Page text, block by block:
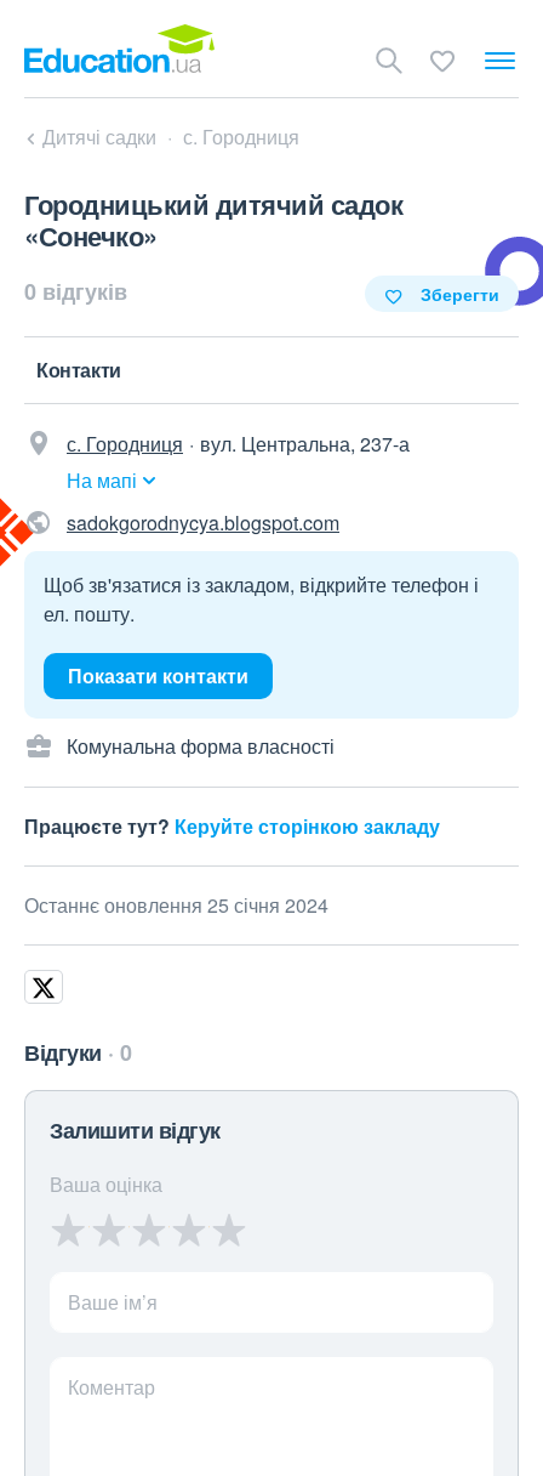
Дитячі садки с. Городниця
Городницький дитячий садок
«Сонечко»
0 відгуків Зберегти
Контакти
с. Городниця
вул. Центральна, 237-а
На мапі
sadokgorodnycya.blogspot.com
Щоб зв'язатися із закладом, відкрийте телефон і
ел. пошту.
Показати контакти
Комунальна форма власності
Працюєте тут? Керуйте сторінкою закладу
Останнє оновлення 25 січня 2024
Відгуки 0
Залишити відгук
Ваша оцінка
Ваше ім’я
Коментар